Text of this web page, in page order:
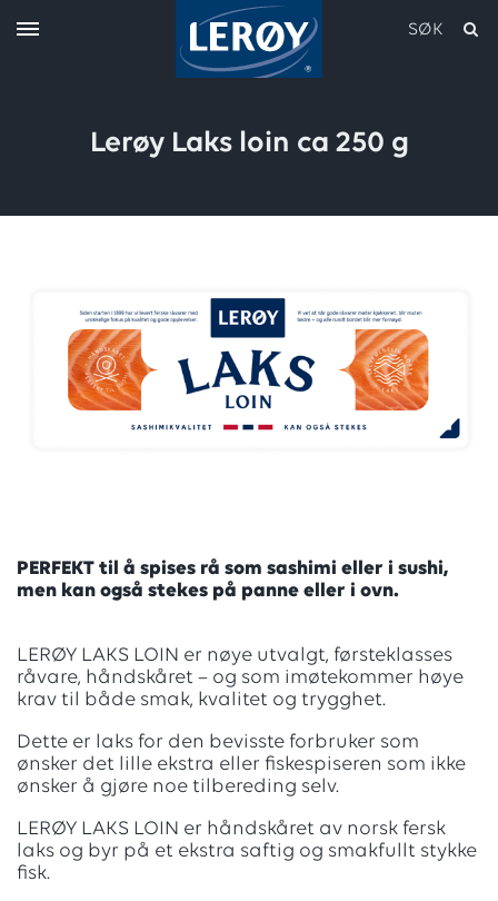
SØK
Skriv inn søket i feltet over
Lerøy Laks loin ca 250 g
PERFEKT til å spises rå som sashimi eller i sushi,
men kan også stekes på panne eller i ovn.
LERØY LAKS LOIN er nøye utvalgt, førsteklasses
råvare, håndskåret – og som imøtekommer høye
krav til både smak, kvalitet og trygghet.
Dette er laks for den bevisste forbruker som
ønsker det lille ekstra eller fiskespiseren som ikke
ønsker å gjøre noe tilbereding selv.
LERØY LAKS LOIN er håndskåret av norsk fersk
laks og byr på et ekstra saftig og smakfullt stykke
fisk.